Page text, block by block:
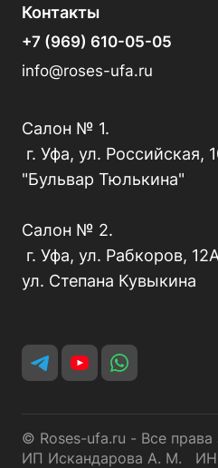
Контакты
+7 (969) 610-05-05
info@roses-ufa.ru
Салон № 1.
г. Уфа, ул. Российская,
"Бульвар Тюлькина"
Салон № 2.
г. Уфа, ул. Рабкоров,
ул. Степана Кувыкина
© Roses-ufa.ru - Все
ИП Искандарова А. М.